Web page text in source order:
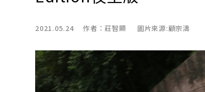
2021.05.24 作者：莊智顯 圖片來源:顧宗濤